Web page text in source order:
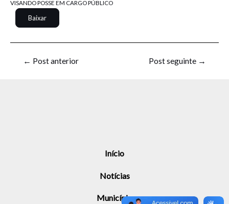
VISANDO POSSE EM CARGO PÚBLICO
Baixar
← Post anterior Post seguinte →
Início
Notícias
Município